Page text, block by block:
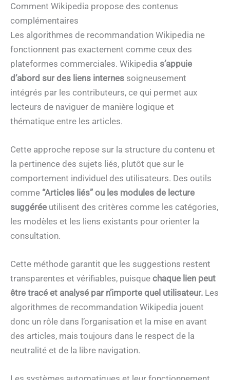
Comment Wikipedia propose des contenus
complémentaires
Les algorithmes de recommandation Wikipedia ne
fonctionnent pas exactement comme ceux des
plateformes commerciales. Wikipedia s’appuie
d’abord sur des liens internes soigneusement
intégrés par les contributeurs, ce qui permet aux
lecteurs de naviguer de manière logique et
thématique entre les articles.
Cette approche repose sur la structure du contenu et
la pertinence des sujets liés, plutôt que sur le
comportement individuel des utilisateurs. Des outils
comme “Articles liés” ou les modules de lecture
suggérée utilisent des critères comme les catégories,
les modèles et les liens existants pour orienter la
consultation.
Cette méthode garantit que les suggestions restent
transparentes et vérifiables, puisque chaque lien peut
être tracé et analysé par n’importe quel utilisateur. Les
algorithmes de recommandation Wikipedia jouent
donc un rôle dans l’organisation et la mise en avant
des articles, mais toujours dans le respect de la
neutralité et de la libre navigation.